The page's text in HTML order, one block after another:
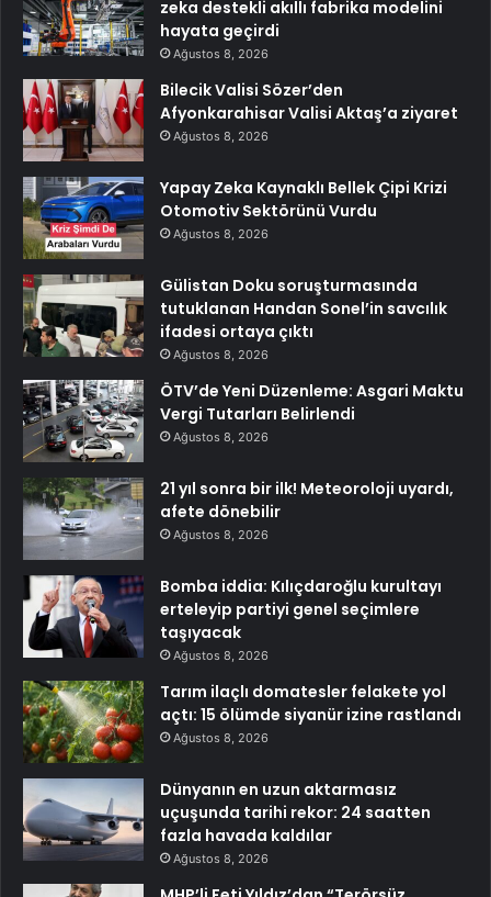
zeka destekli akıllı fabrika modelini
hayata geçirdi
Ağustos 8, 2026
Bilecik Valisi Sözer’den
Afyonkarahisar Valisi Aktaş’a ziyaret
Ağustos 8, 2026
Yapay Zeka Kaynaklı Bellek Çipi Krizi
Otomotiv Sektörünü Vurdu
Ağustos 8, 2026
Gülistan Doku soruşturmasında
tutuklanan Handan Sonel’in savcılık
ifadesi ortaya çıktı
Ağustos 8, 2026
ÖTV’de Yeni Düzenleme: Asgari Maktu
Vergi Tutarları Belirlendi
Ağustos 8, 2026
21 yıl sonra bir ilk! Meteoroloji uyardı,
afete dönebilir
Ağustos 8, 2026
Bomba iddia: Kılıçdaroğlu kurultayı
erteleyip partiyi genel seçimlere
taşıyacak
Ağustos 8, 2026
Tarım ilaçlı domatesler felakete yol
açtı: 15 ölümde siyanür izine rastlandı
Ağustos 8, 2026
Dünyanın en uzun aktarmasız
uçuşunda tarihi rekor: 24 saatten
fazla havada kaldılar
Ağustos 8, 2026